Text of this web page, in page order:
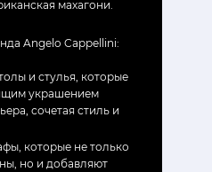
махагони.
Angelo Cappellini:
и стулья, которые
украшением
сочетая стиль и
которые не только
но и добавляют